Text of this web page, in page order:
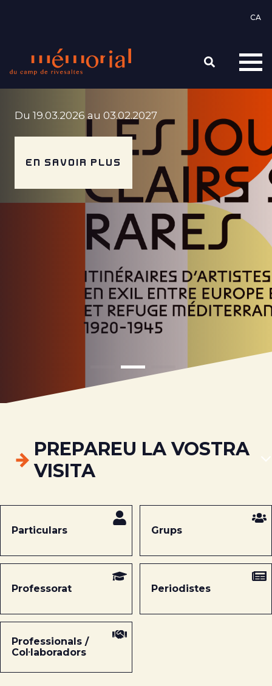
Du 19.03.2026 au 03.02.2027
EN SAVOIR PLUS
PREPAREU LA VOSTRA
VISITA
Particulars Grups
Professorat Periodistes
Professionals /
Col·laboradors